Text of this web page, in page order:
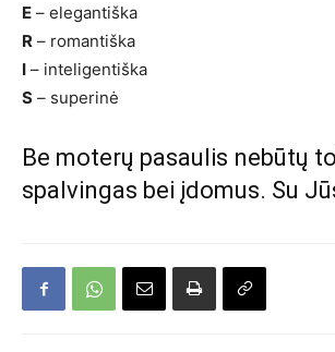
E – elegantiška
R – romantiška
I – inteligentiška
S – superinė
Be moterų pasaulis nebūtų
spalvingas bei įdomus. Su